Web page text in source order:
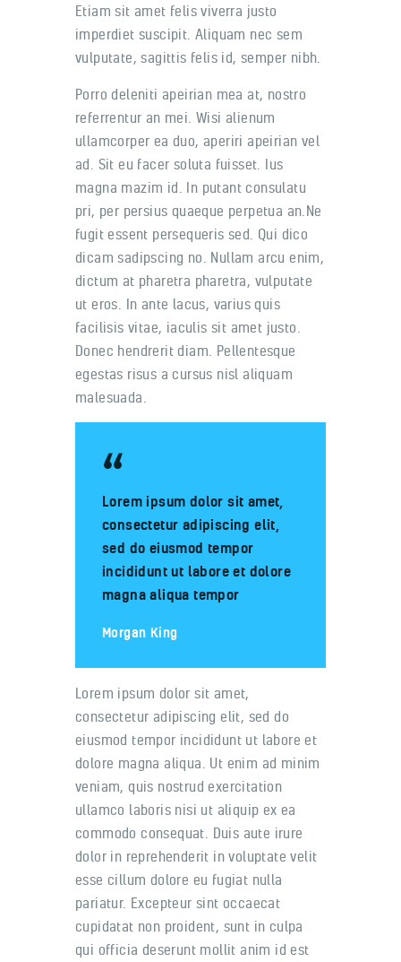
Etiam sit amet felis viverra justo
imperdiet suscipit. Aliquam nec sem
vulputate, sagittis felis id, semper nibh.
Porro deleniti apeirian mea at, nostro
referrentur an mei. Wisi alienum
ullamcorper ea duo, aperiri apeirian vel
ad. Sit eu facer soluta fuisset. Ius
magna mazim id. In putant consulatu
pri, per persius quaeque perpetua an.Ne
fugit essent persequeris sed. Qui dico
dicam sadipscing no. Nullam arcu enim,
dictum at pharetra pharetra, vulputate
ut eros. In ante lacus, varius quis
facilisis vitae, iaculis sit amet justo.
Donec hendrerit diam. Pellentesque
egestas risus a cursus nisl aliquam
malesuada.
Lorem ipsum dolor sit amet,
consectetur adipiscing elit,
sed do eiusmod tempor
incididunt ut labore et dolore
magna aliqua tempor
Morgan King
Lorem ipsum dolor sit amet,
consectetur adipiscing elit, sed do
eiusmod tempor incididunt ut labore et
dolore magna aliqua. Ut enim ad minim
veniam, quis nostrud exercitation
ullamco laboris nisi ut aliquip ex ea
commodo consequat. Duis aute irure
dolor in reprehenderit in voluptate velit
esse cillum dolore eu fugiat nulla
pariatur. Excepteur sint occaecat
cupidatat non proident, sunt in culpa
qui officia deserunt mollit anim id est